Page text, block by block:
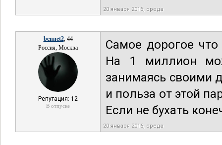
20 января 2016, среда
bennet2, 44
Россия, Москва
Репутация: 12
В отпуске
Самое дорогое что
На 1 миллион
занимаясь своими
и польза от этой
Если не бухать
20 января 2016, среда